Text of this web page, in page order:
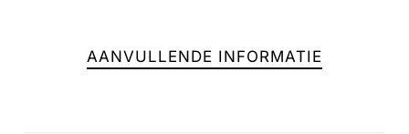
Geen producten in de winkelwagen.
AANVULLENDE INFORMATIE